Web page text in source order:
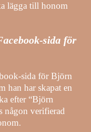
lägga till honom
sida för
sida för Björn
han har skapat en
efter “Björn
någon verifierad